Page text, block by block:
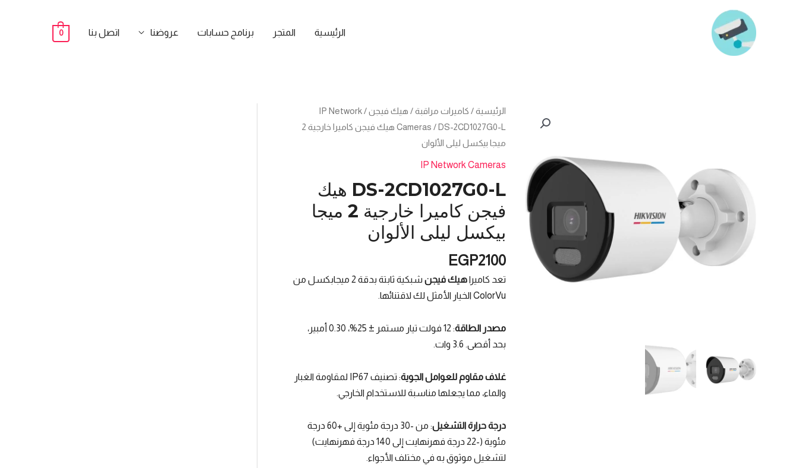
الرئيسية المتجر برنامج حسابات عروضنا اتصل بنا 0
الرئيسية/ كاميرات مراقبة/ هيك فيجن/
IP Network
Cameras
/ DS-2CD1027G0-L هيك فيجن كاميرا خارجية 2
ميجا بيكسل ليلى الألوان
IP Network Cameras
DS-2CD1027G0-L هيك
فيجن كاميرا خارجية 2 ميجا
بيكسل ليلى الألوان
EGP2100
تعد كاميراهيك فيجن
شبكية ثابتة بدقة 2 ميجابكسل من
ColorVu الخيار الأمثل لك لاقتنائها.
مصدر الطاقة
: 12 فولت تيار مستمر ± 25%، 0.30 أمبير،
بحد أقصى. 3.6 وات.
غلاف مقاوم للعوامل الجوية
: تصنيف IP67 لمقاومة الغبار
والماء، مما يجعلها مناسبة للاستخدام الخارجي.
درجة حرارة التشغيل
: من -30 درجة مئوية إلى +60 درجة
مئوية (-22 درجة فهرنهايت إلى 140 درجة فهرنهايت)
لتشغيل موثوق به في مختلف الأجواء.
كمية
DS-
2CD1027G0-
فيجن
كاميرا
خارجية
2
ميجا